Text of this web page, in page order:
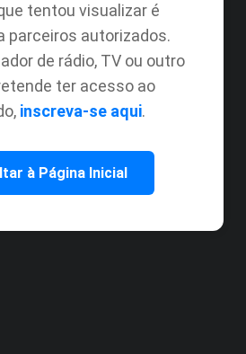
tentou visualizar é
parceiros autorizados.
de rádio, TV ou outro
ter acesso ao
inscreva-se aqui.
à Página Inicial